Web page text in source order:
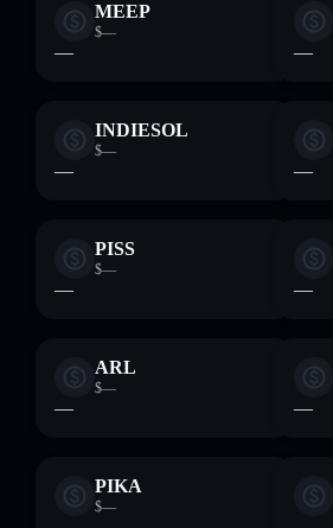
MEEP
$—
— —
INDIESOL
$—
— —
PISS
$—
— —
ARL
$—
— —
PIKA
$—